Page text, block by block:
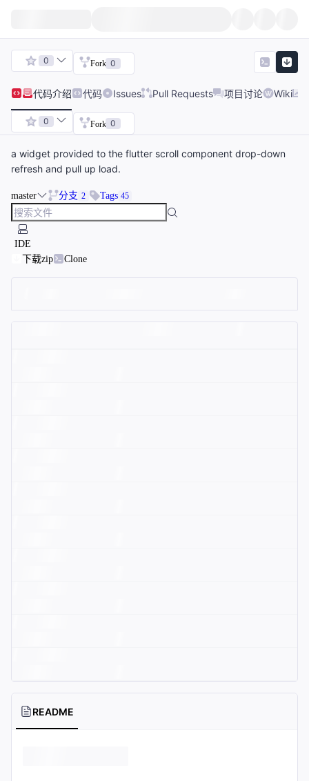
0 Fork 0
代码介绍 代码 Issues Pull Requests 项目讨论 Wiki
0 Fork 0
a widget provided to the flutter scroll component drop-down
refresh and pull up load.
master 分支 2 Tags 45
IDE
下载zip
Clone
README